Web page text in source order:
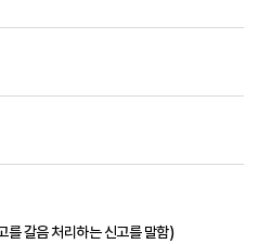
를 갈음 처리하는 신고를 말함)